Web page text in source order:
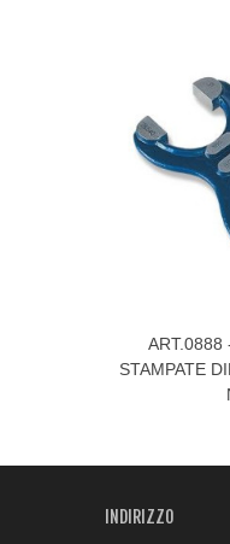
Visualizza Di
ART.0888
STAMPATE
INDIRIZZO